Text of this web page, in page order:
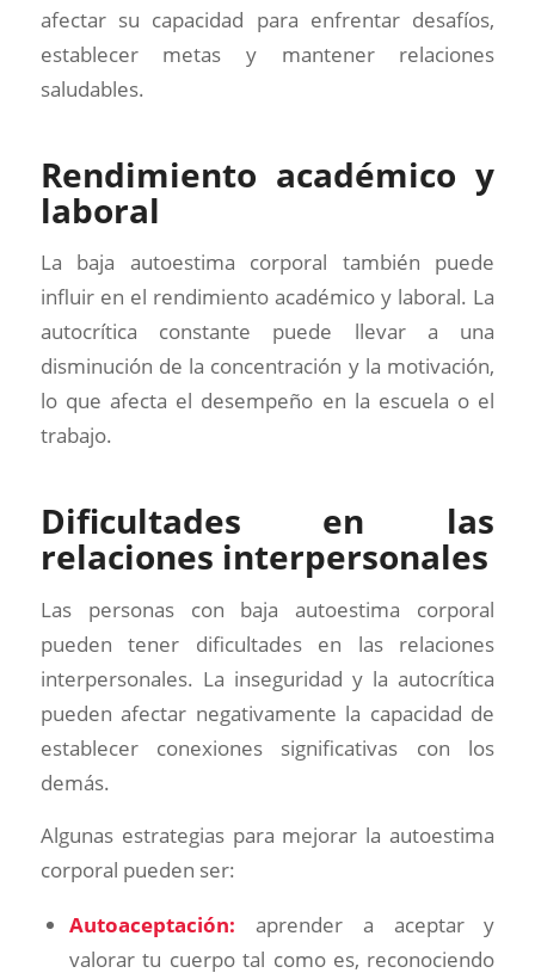
afectar su capacidad para enfrentar desafíos,
establecer metas y mantener relaciones
saludables.
Rendimiento académico y
laboral
La baja autoestima corporal también puede
influir en el rendimiento académico y laboral. La
autocrítica constante puede llevar a una
disminución de la concentración y la motivación,
lo que afecta el desempeño en la escuela o el
trabajo.
Dificultades en las
relaciones interpersonales
Las personas con baja autoestima corporal
pueden tener dificultades en las relaciones
interpersonales. La inseguridad y la autocrítica
pueden afectar negativamente la capacidad de
establecer conexiones significativas con los
demás.
Algunas estrategias para mejorar la autoestima
corporal pueden ser:
Autoaceptación: aprender a aceptar y
valorar tu cuerpo tal como es, reconociendo